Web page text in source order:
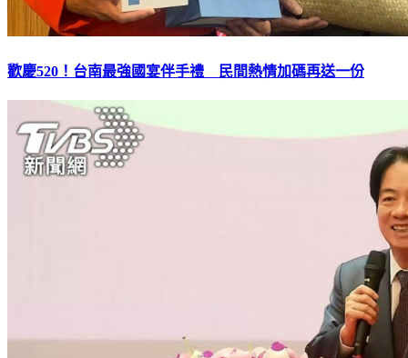
歡慶520！台南最強國宴伴手禮 民間熱情加碼再送一份